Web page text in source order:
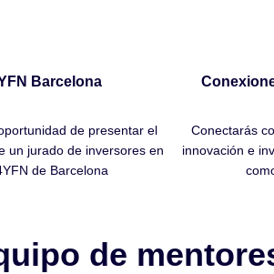
Barcelona
de presentar el
un jurado de inversores en
de Barcelona
Conectarás
innovación e
de